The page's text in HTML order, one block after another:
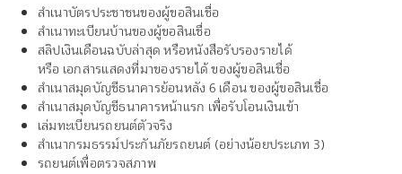
สำเนาบัตรประชาชนของผู้ขอสินเชื่อ
สำเนาทะเบียนบ้านของผู้ขอสินเชื่อ
สลิปเงินเดือนฉบับล่าสุด หรือหนังสือรับรองรายได้
หรือ เอกสารแสดงที่มาของรายได้ ของผู้ขอสินเชื่อ
สำเนาสมุดบัญชีธนาคารย้อนหลัง 6 เดือน ของผู้ขอสินเชื่อ
สำเนาสมุดบัญชีธนาคารหน้าแรก เพื่อรับโอนเงินเข้า
เล่มทะเบียนรถยนต์ตัวจริง
สำเนากรมธรรม์ประกันภัยรถยนต์ (อย่างน้อยประเภท 3)
รถยนต์เพื่อตรวจสภาพ